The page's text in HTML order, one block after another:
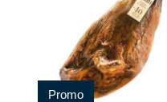
Promo